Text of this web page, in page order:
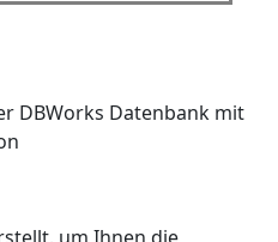
DBWorks Datenbank mit